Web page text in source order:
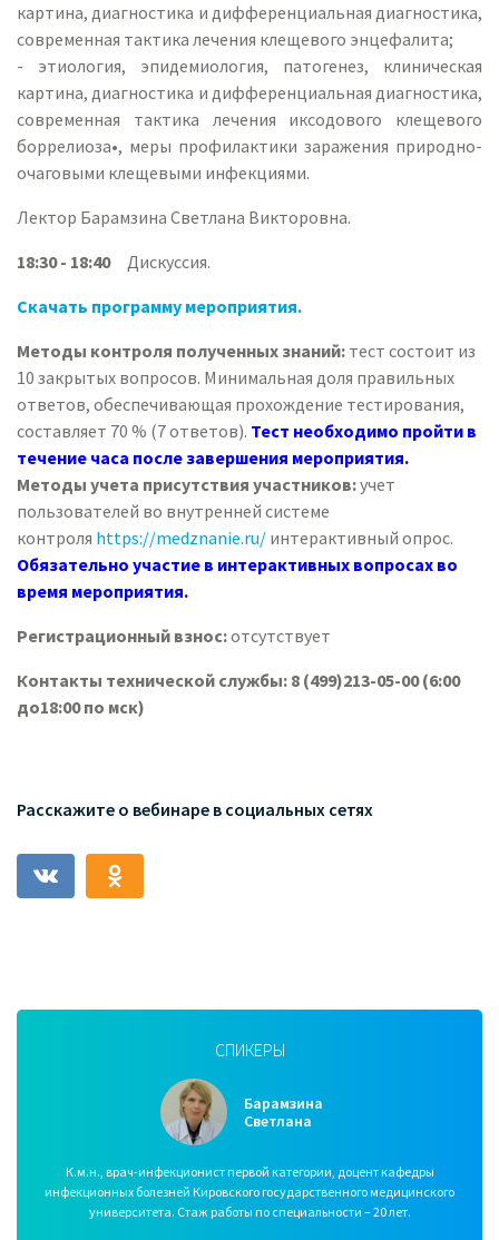
картина, диагностика и дифференциальная диагностика,
современная тактика лечения клещевого энцефалита;
- этиология, эпидемиология, патогенез, клиническая
картина, диагностика и дифференциальная диагностика,
современная тактика лечения иксодового клещевого
боррелиоза•, меры профилактики заражения природно-
очаговыми клещевыми инфекциями.
Лектор Барамзина Светлана Викторовна.
18:30 - 18:40 Дискуссия.
Скачать программу мероприятия.
Методы контроля полученных знаний: тест состоит из
10 закрытых вопросов. Минимальная доля правильных
ответов, обеспечивающая прохождение тестирования,
составляет 70 % (7 ответов). Тест необходимо пройти в
течение часа после завершения мероприятия.
Методы учета присутствия участников:учет
пользователей во внутренней системе
контроля https://medznanie.ru/ интерактивный опрос.
Обязательно участие в интерактивных вопросах во
время мероприятия.
Регистрационный взнос:отсутствует
Контакты технической службы: 8 (499)213-05-00 (6:00
до18:00 по мск)
Расскажите о вебинаре в социальных сетях
СПИКЕРЫ
Барамзина
Светлана
К.м.н., врач-инфекционист первой категории, доцент кафедры
инфекционных болезней Кировского государственного медицинского
университета. Стаж работы по специальности – 20 лет.